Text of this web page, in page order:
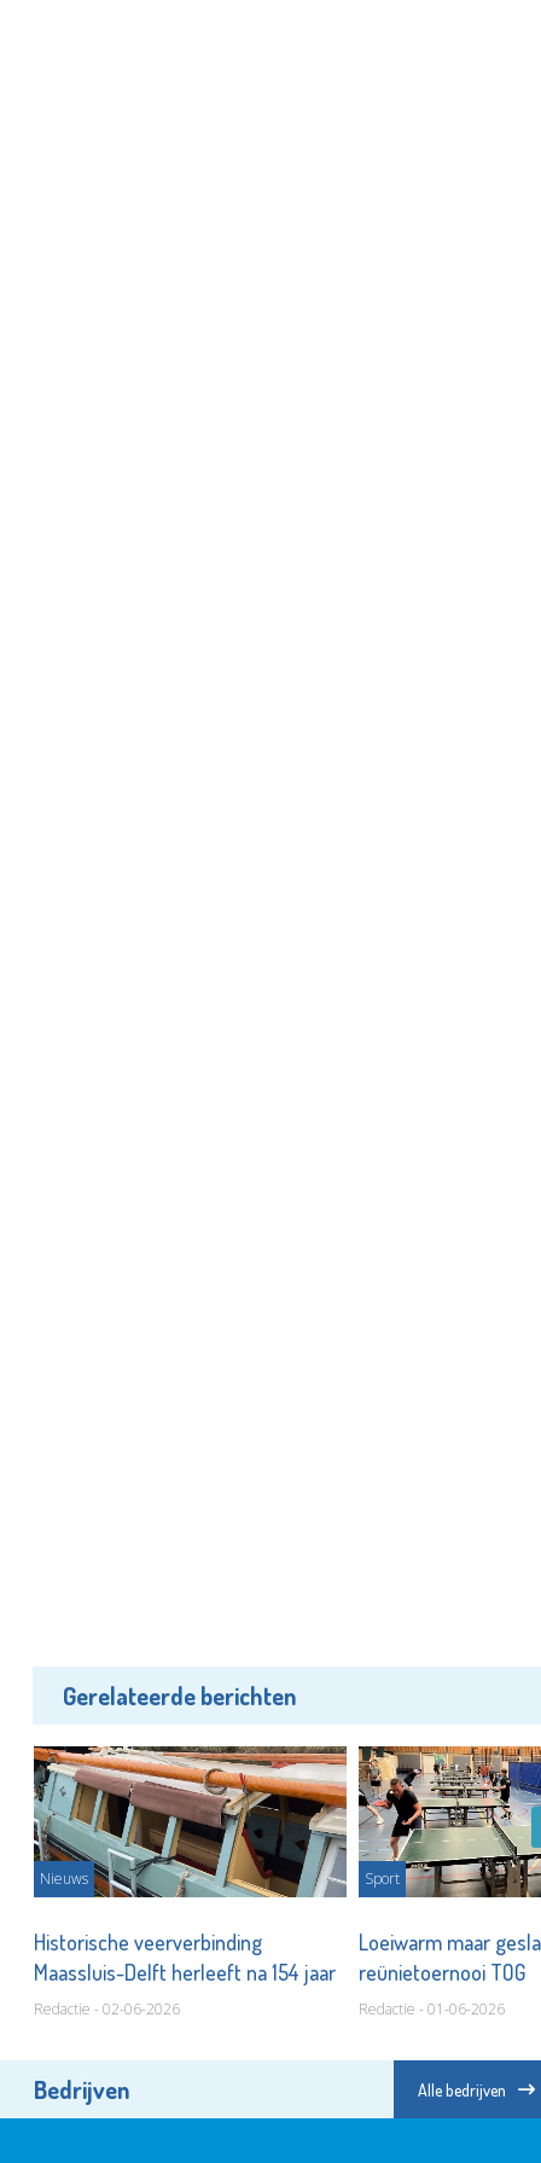
Gerelateerde berichten
Nieuws
Historische veerverbinding
Maassluis-Delft herleeft na 154 jaar
Redactie - 02-06-2026
Sport
Loeiwarm maar
reünietoernooi TOG
Redactie - 01-06-2026
Bedrijven Alle bedrijven